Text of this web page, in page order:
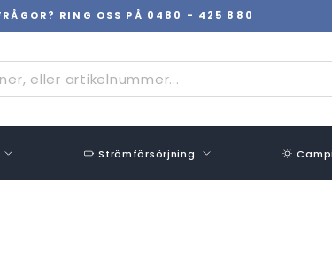
Pausa
RING OSS PÅ 0480 - 425 880
Strömförsörjning